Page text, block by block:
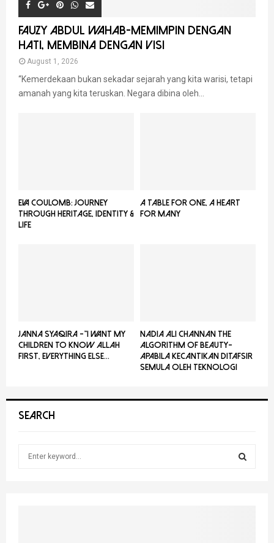
FAUZY ABDUL WAHAB-MEMIMPIN DENGAN
HATI, MEMBINA DENGAN VISI
August 1, 2026
“Kemerdekaan bukan sekadar sejarah yang kita warisi, tetapi
amanah yang kita teruskan. Negara dibina oleh...
EVA COULOMB: JOURNEY
THROUGH HERITAGE, IDENTITY &
LIFE
A TABLE FOR ONE, A HEART
FOR MANY
JANNA SYAQIRA -”I WANT MY
CHILDREN TO KNOW ALLAH
FIRST, EVERYTHING ELSE...
NADIA ALI CHANNAN THE
ALGORITHM OF BEAUTY-
Apabila Kecantikan Ditafsir
Semula Oleh Teknologi
SEARCH